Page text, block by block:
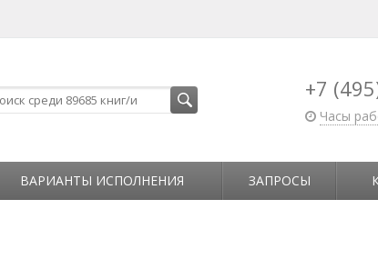
+7
Часы
ВАРИАНТЫ ИСПОЛНЕНИЯ ЗАПРОСЫ